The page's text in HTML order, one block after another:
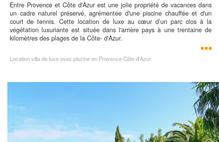
Entre Provence et Côte d'Azur est une jolie propriété de vacances dans
un cadre naturel préservé, agrémentée d'une piscine chauffée et d'un
court de tennis. Cette location de luxe au cœur d’un parc clos à la
végétation luxuriante est située dans l'arrière pays à une trentaine de
kilomètres des plages de la Côte- d'Azur.
Location villa de luxe avec piscine en Provence Côte d'Azur